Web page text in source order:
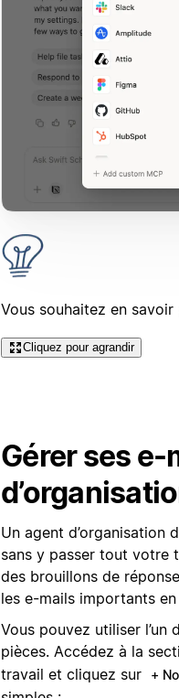
Vous souhaitez en
Cliquez pour agrandir
Gérer ses e-
Un agent d’organisation
sans y passer tout votre
des brouillons de
les e-mails importants
Vous pouvez utiliser l’un
pièces. Accédez à la
travail et cliquez sur
+